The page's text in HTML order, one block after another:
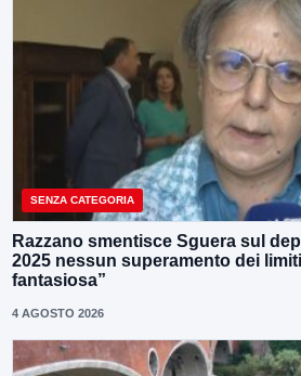
SENZA CATEGORIA
Razzano smentisce Sguera sul
2025 nessun superamento dei
fantasiosa”
4 AGOSTO 2026